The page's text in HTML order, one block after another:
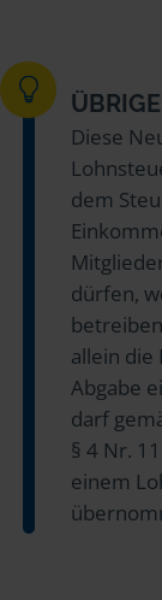
Diese
dem
dürfen,
allein die
Abgabe
darf
§ 4 Nr.
einem